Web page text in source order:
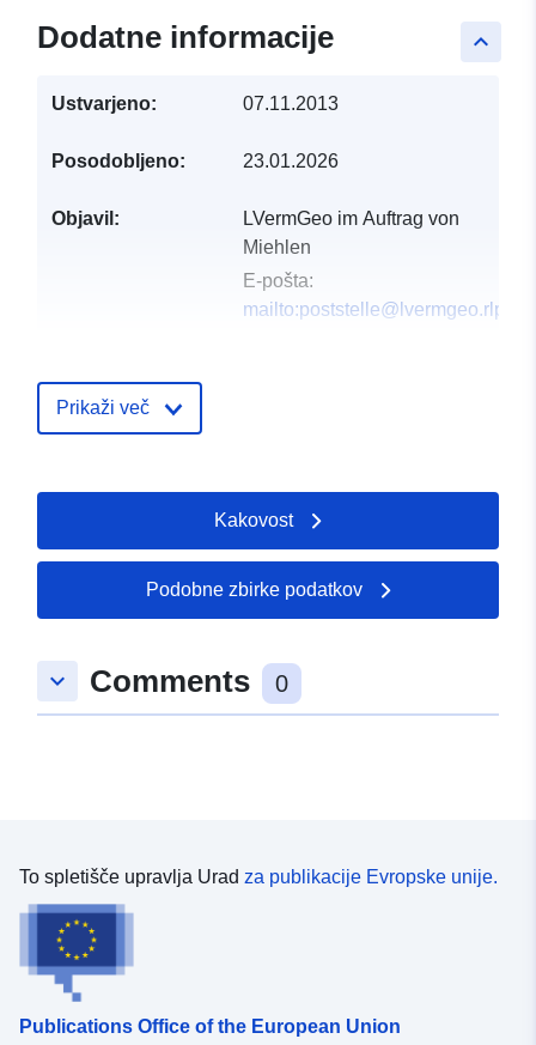
keyboard_arrow_up
Dodatne informacije
Ustvarjeno: 07.11.2013
Posodobljeno: 23.01.2026
Objavil:
LVermGeo im Auftrag von
Miehlen
E-pošta:
mailto:poststelle@lvermgeo.rlp.de
Usklajuje:
50.2322 ], [ 7.83299,
50.2322 ], [ 7.83299,
Tip: Polygon
Prikaži več
Kakovost
Podobne zbirke podatkov
keyboard_arrow_down Comments 0
To spletišče upravlja Urad za publikacije Evropske unije.
Publications Office of the European Union